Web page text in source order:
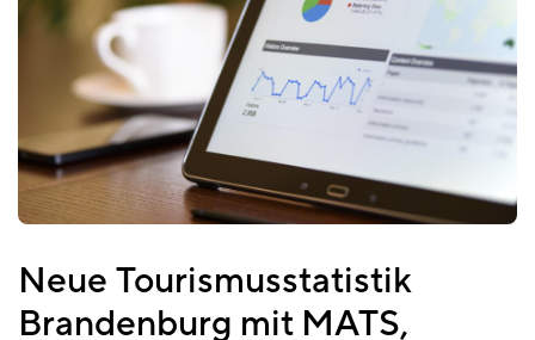
Neue Tourismusstatistik
Brandenburg mit MATS,